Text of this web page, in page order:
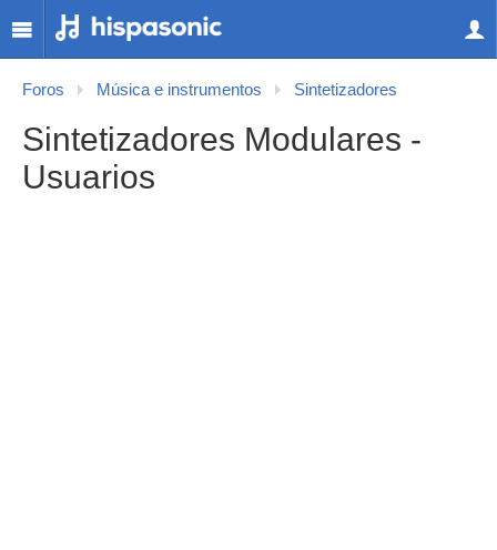
Foros Música e instrumentos Sintetizadores
Sintetizadores Modulares -
Usuarios